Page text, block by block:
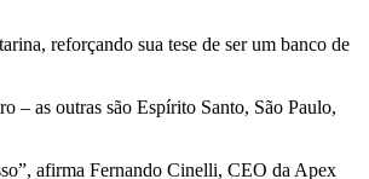
reforçando sua tese de ser um banco de
– as outras são Espírito Santo, São Paulo,
afirma Fernando Cinelli, CEO da Apex